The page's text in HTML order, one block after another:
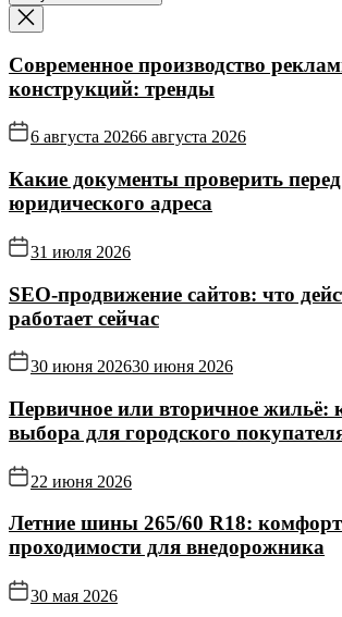
Современное производство
конструкций: тренды
6 августа 20266 августа 2026
Какие документы проверить
юридического адреса
31 июля 2026
SEO-продвижение сайтов: что
работает сейчас
30 июня 202630 июня 2026
Первичное или вторичное жильё:
выбора для городского
22 июня 2026
Летние шины 265/60 R18:
проходимости для внедорожника
30 мая 2026